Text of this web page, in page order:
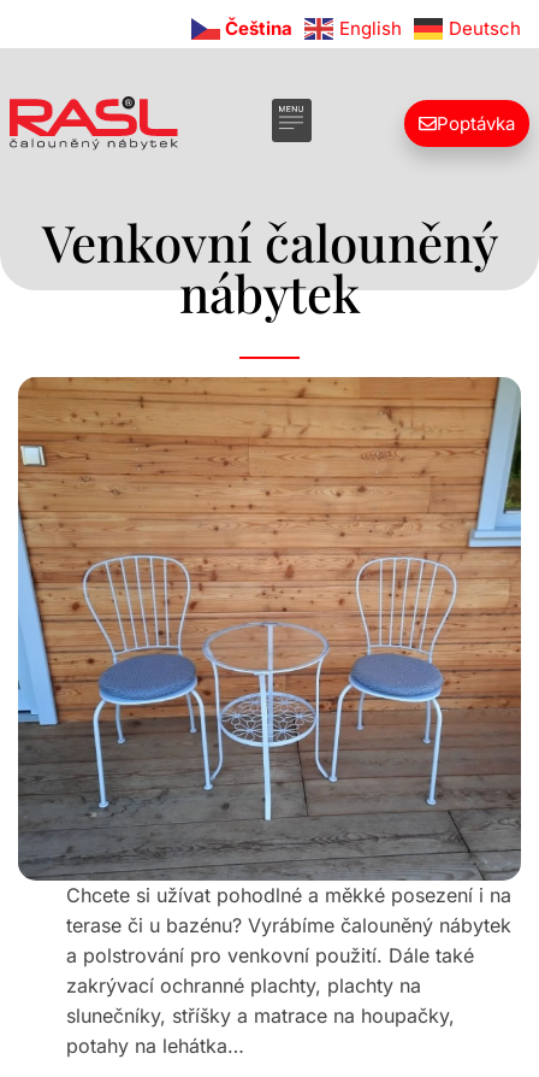
Čeština‎ English Deutsch
Poptávka
Venkovní čalouněný
nábytek
Chcete si užívat pohodlné a měkké posezení i na
terase či u bazénu? Vyrábíme čalouněný nábytek
a polstrování pro venkovní použití. Dále také
zakrývací ochranné plachty, plachty na
slunečníky, stříšky a matrace na houpačky,
potahy na lehátka…